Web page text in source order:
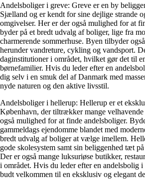
Andelsboliger i greve: Greve er en by
Sjælland og er kendt for sine dejlige strande
omgivelser. Her er der også mulighed for at
byder på et bredt udvalg af boliger, lige fra
charmerende sommerhuse. Byen tilbyder
herunder vandreture, cykling og vandsport.
daginstitutioner i området, hvilket gør det til
børnefamilier. Hvis du leder efter en
dig selv i en smuk del af Danmark med
nyde naturen og den aktive livsstil.
Andelsboliger i hellerup: Hellerup er et
København, der tiltrækker mange
også mulighed for at finde andelsboliger.
gammeldags ejendomme blandet med
bredt udvalg af boliger at vælge imellem.
gode skolesystem samt sin beliggenhed tæt
Der er også mange luksuriøse butikker,
i området. Hvis du leder efter en andelsbolig
budt velkommen til en eksklusiv og elegant